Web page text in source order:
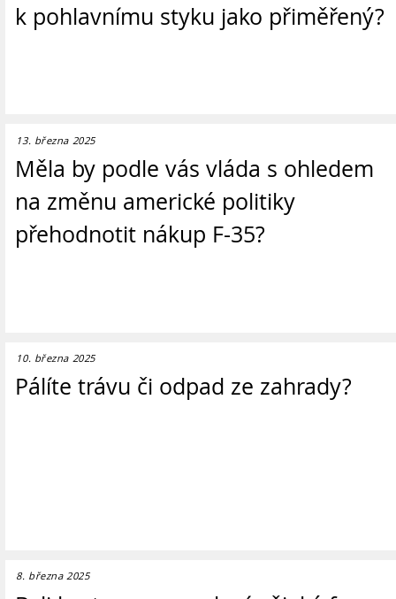
k pohlavnímu styku jako přiměřený?
13. března 2025
Měla by podle vás vláda s ohledem
na změnu americké politiky
přehodnotit nákup F-35?
10. března 2025
Pálíte trávu či odpad ze zahrady?
8. března 2025